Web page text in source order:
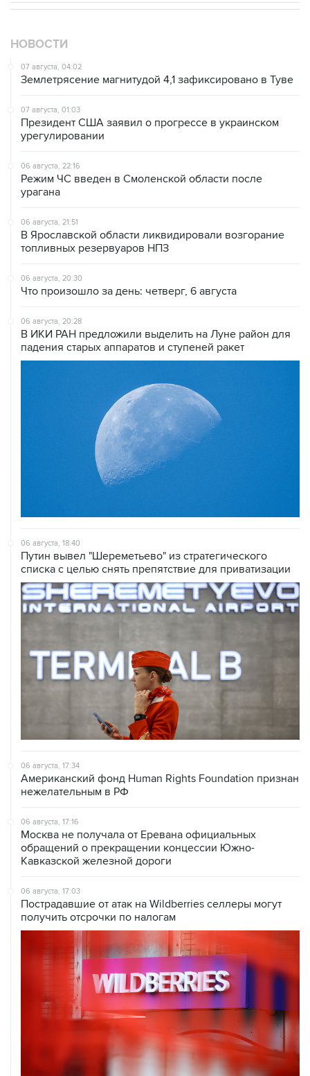
НОВОСТИ
07 августа, 04:02
Землетрясение магнитудой 4,1 зафиксировано в Туве
07 августа, 01:03
Президент США заявил о прогрессе в украинском
урегулировании
06 августа, 22:16
Режим ЧС введен в Смоленской области после
урагана
06 августа, 21:51
В Ярославской области ликвидировали возгорание
топливных резервуаров НПЗ
06 августа, 20:30
Что произошло за день: четверг, 6 августа
06 августа, 20:28
В ИКИ РАН предложили выделить на Луне район для
падения старых аппаратов и ступеней ракет
06 августа, 18:40
Путин вывел "Шереметьево" из стратегического
списка с целью снять препятствие для приватизации
06 августа, 17:34
Американский фонд Human Rights Foundation признан
нежелательным в РФ
06 августа, 17:16
Москва не получала от Еревана официальных
обращений о прекращении концессии Южно-
Кавказской железной дороги
06 августа, 17:03
Пострадавшие от атак на Wildberries селлеры могут
получить отсрочки по налогам